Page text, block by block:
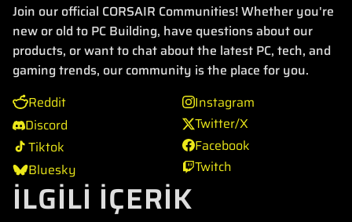
Join our official CORSAIR Communities! Whether you're
new or old to PC Building, have questions about our
products, or want to chat about the latest PC, tech, and
gaming trends, our community is the place for you.
Reddit
Discord
Tiktok
Bluesky
Instagram
Twitter/X
Facebook
Twitch
İLGİLİ İÇERİK